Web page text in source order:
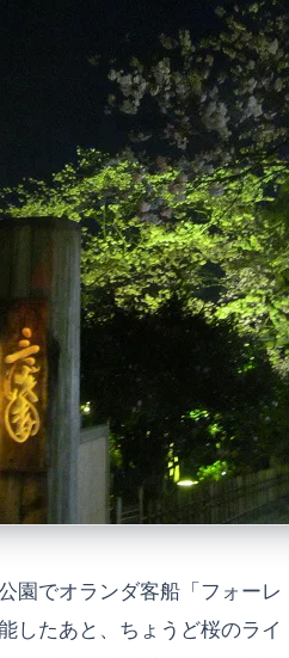
園でオランダ客船「フォーレ
したあと、ちょうど桜のライ